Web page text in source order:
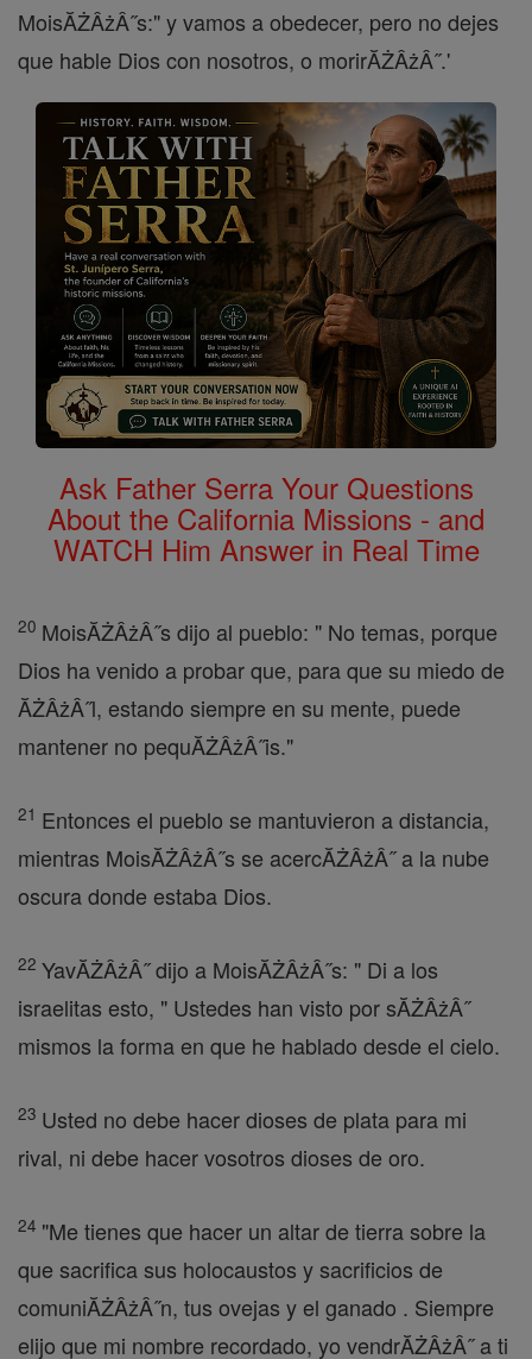
MoisĂŻÂżÂ˝s:" y vamos a obedecer, pero no dejes
que hable Dios con nosotros, o morirĂŻÂżÂ˝.'
Ask Father Serra Your Questions
About the California Missions - and
WATCH Him Answer in Real Time
20 MoisĂŻÂżÂ˝s dijo al pueblo: " No temas, porque
Dios ha venido a probar que, para que su miedo de
ĂŻÂżÂ˝l, estando siempre en su mente, puede
mantener no pequĂŻÂżÂ˝is."
21 Entonces el pueblo se mantuvieron a distancia,
mientras MoisĂŻÂżÂ˝s se acercĂŻÂżÂ˝ a la nube
oscura donde estaba Dios.
22 YavĂŻÂżÂ˝ dijo a MoisĂŻÂżÂ˝s: " Di a los
israelitas esto, " Ustedes han visto por sĂŻÂżÂ˝
mismos la forma en que he hablado desde el cielo.
23 Usted no debe hacer dioses de plata para mi
rival, ni debe hacer vosotros dioses de oro.
24 "Me tienes que hacer un altar de tierra sobre la
que sacrifica sus holocaustos y sacrificios de
comuniĂŻÂżÂ˝n, tus ovejas y el ganado . Siempre
elijo que mi nombre recordado, yo vendrĂŻÂżÂ˝ a ti